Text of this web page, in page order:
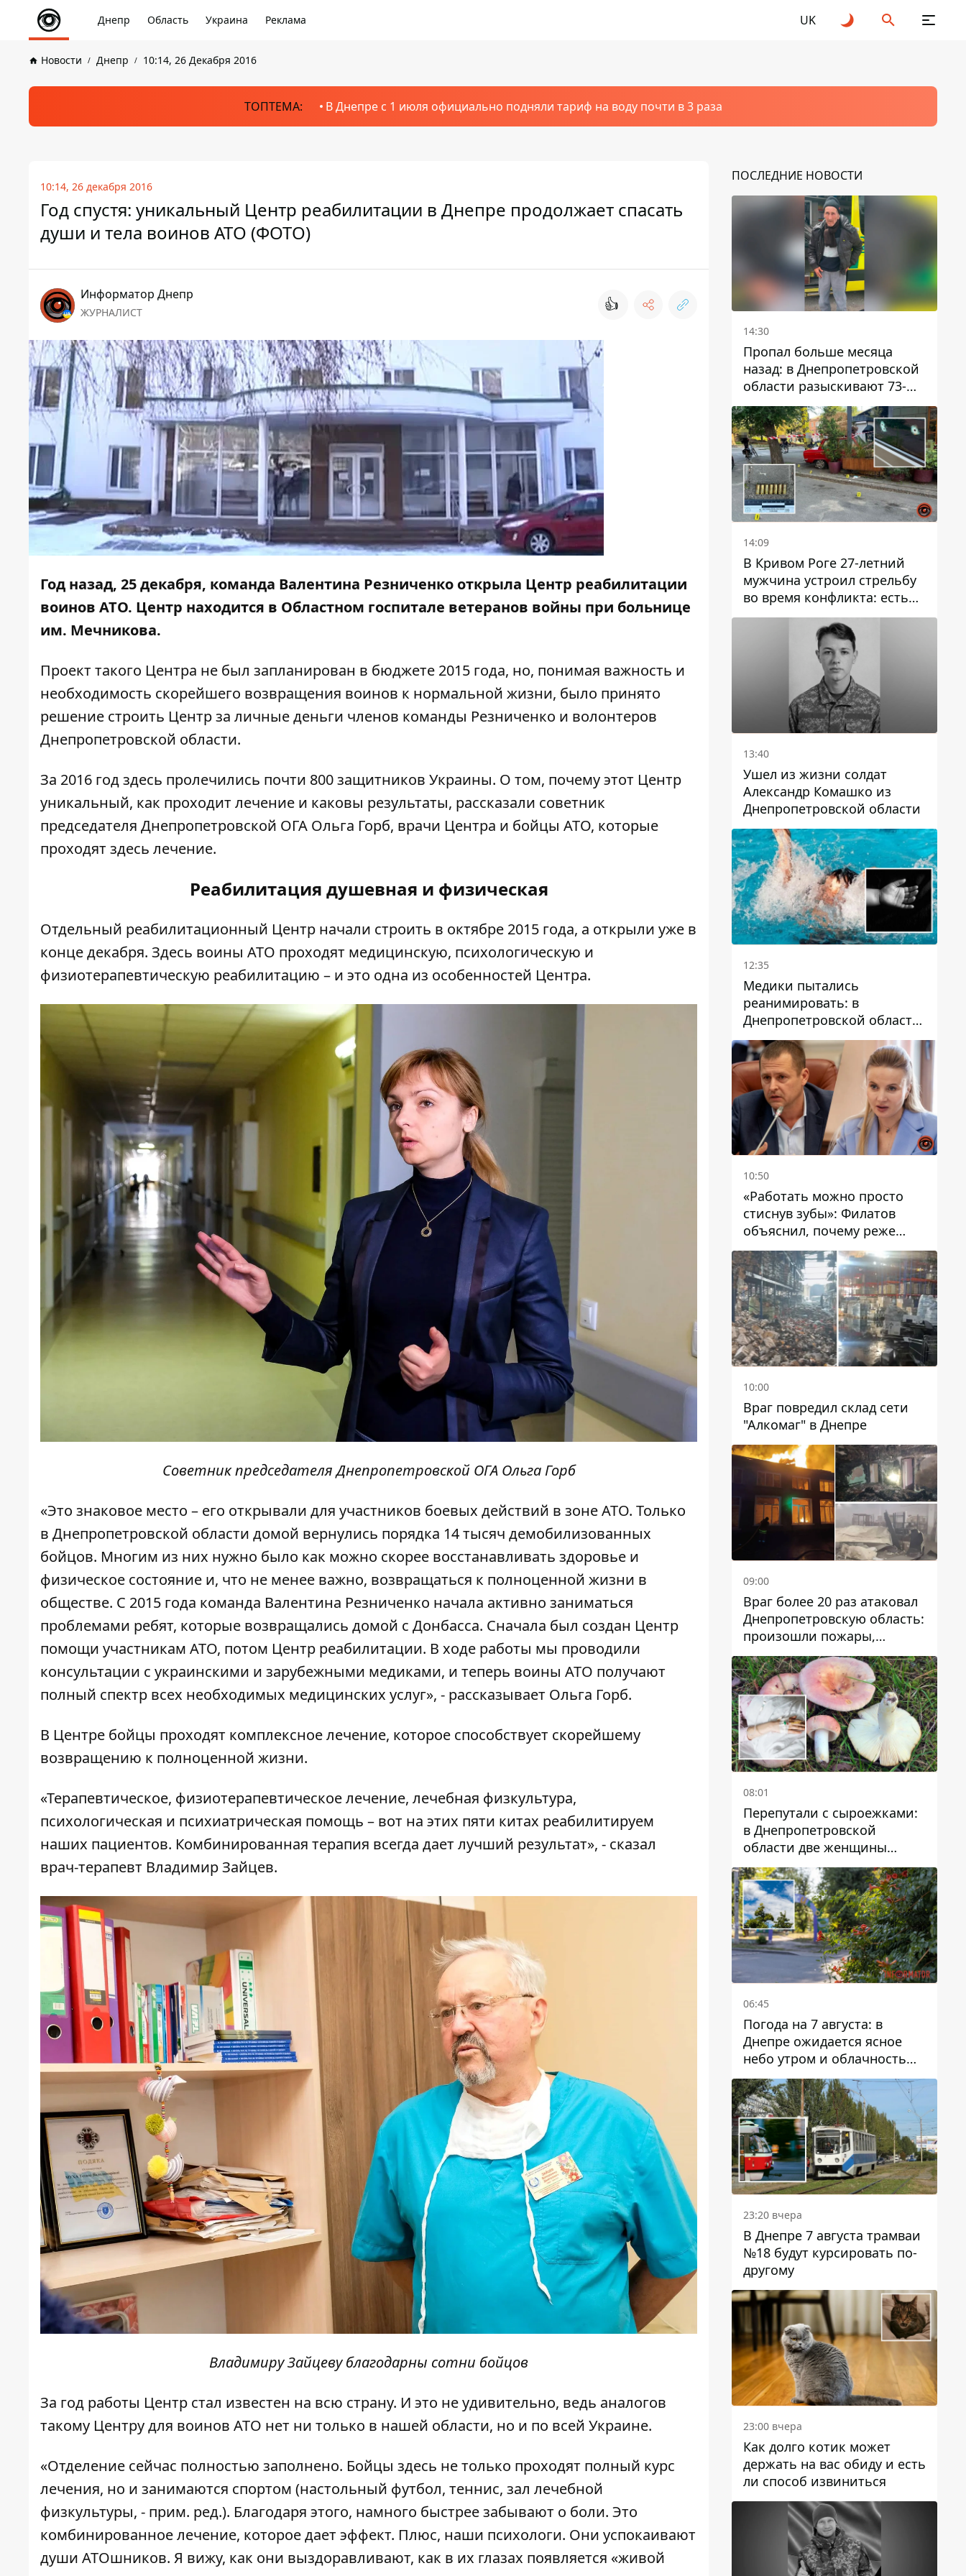
Днепр Область Украина Реклама UK
Новости Днепр 10:14, 26 Декабря 2016
ТОПТЕМА: В Днепре с 1 июля официально подняли тариф на воду почти в 3 раза
10:14, 26 декабря 2016
Год спустя: уникальный Центр реабилитации в Днепре продолжает спасать
души и тела воинов АТО (ФОТО)
Информатор Днепр
ЖУРНАЛИСТ 👍
Год назад, 25 декабря, команда Валентина Резниченко открыла Центр реабилитации
воинов АТО. Центр находится в Областном госпитале ветеранов войны при больнице
им. Мечникова.
Проект такого Центра не был запланирован в бюджете 2015 года, но, понимая важность и
необходимость скорейшего возвращения воинов к нормальной жизни, было принято
решение строить Центр за личные деньги членов команды Резниченко и волонтеров
Днепропетровской области.
За 2016 год здесь пролечились почти 800 защитников Украины. О том, почему этот Центр
уникальный, как проходит лечение и каковы результаты, рассказали советник
председателя Днепропетровской ОГА Ольга Горб, врачи Центра и бойцы АТО, которые
проходят здесь лечение.
Реабилитация душевная и физическая
Отдельный реабилитационный Центр начали строить в октябре 2015 года, а открыли уже в
конце декабря. Здесь воины АТО проходят медицинскую, психологическую и
физиотерапевтическую реабилитацию – и это одна из особенностей Центра.
Советник председателя Днепропетровской ОГА Ольга Горб
«Это знаковое место – его открывали для участников боевых действий в зоне АТО. Только
в Днепропетровской области домой вернулись порядка 14 тысяч демобилизованных
бойцов. Многим из них нужно было как можно скорее восстанавливать здоровье и
физическое состояние и, что не менее важно, возвращаться к полноценной жизни в
обществе. С 2015 года команда Валентина Резниченко начала активно заниматься
проблемами ребят, которые возвращались домой с Донбасса. Сначала был создан Центр
помощи участникам АТО, потом Центр реабилитации. В ходе работы мы проводили
консультации с украинскими и зарубежными медиками, и теперь воины АТО получают
полный спектр всех необходимых медицинских услуг», - рассказывает Ольга Горб.
В Центре бойцы проходят комплексное лечение, которое способствует скорейшему
возвращению к полноценной жизни.
«Терапевтическое, физиотерапевтическое лечение, лечебная физкультура,
психологическая и психиатрическая помощь – вот на этих пяти китах реабилитируем
наших пациентов. Комбинированная терапия всегда дает лучший результат», - сказал
врач-терапевт Владимир Зайцев.
Владимиру Зайцеву благодарны сотни бойцов
За год работы Центр стал известен на всю страну. И это не удивительно, ведь аналогов
такому Центру для воинов АТО нет ни только в нашей области, но и по всей Украине.
«Отделение сейчас полностью заполнено. Бойцы здесь не только проходят полный курс
лечения, но и занимаются спортом (настольный футбол, теннис, зал лечебной
физкультуры, - прим. ред.). Благодаря этого, намного быстрее забывают о боли. Это
комбинированное лечение, которое дает эффект. Плюс, наши психологи. Они успокаивают
души АТОшников. Я вижу, как они выздоравливают, как в их глазах появляется «живой
ПОСЛЕДНИЕ НОВОСТИ
14:30
Пропал больше месяца
назад: в Днепропетровской
области разыскивают 73-
летнего мужчину
14:09
В Кривом Роге 27-летний
мужчина устроил стрельбу
во время конфликта: есть
раненый
13:40
Ушел из жизни солдат
Александр Комашко из
Днепропетровской области
12:35
Медики пытались
реанимировать: в
Днепропетровской области
двухлетний мальчик утонул
в бассейне
10:50
«Работать можно просто
стиснув зубы»: Филатов
объяснил, почему реже
пишет в соцсетях и
раскритиковал медийность
чиновников
10:00
Враг повредил склад сети
"Алкомаг" в Днепре
09:00
Враг более 20 раз атаковал
Днепропетровскую область:
произошли пожары,
повреждены дома,
инфраструктура и авто
08:01
Перепутали с сыроежками:
в Днепропетровской
области две женщины
отравились грибами
06:45
Погода на 7 августа: в
Днепре ожидается ясное
небо утром и облачность
после обеда
23:20 вчера
В Днепре 7 августа трамваи
№18 будут курсировать по-
другому
23:00 вчера
Как долго котик может
держать на вас обиду и есть
ли способ извиниться